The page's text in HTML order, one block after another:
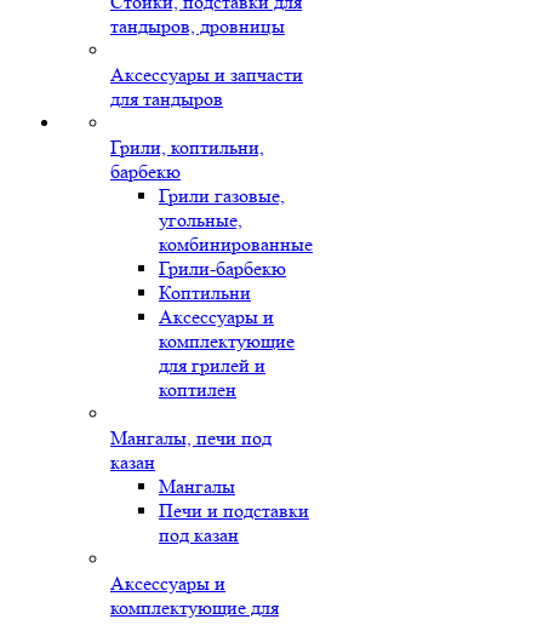
тандыров, дровницы
Аксессуары и запчасти
для тандыров
Грили, коптильни,
барбекю
Грили газовые,
угольные,
комбинированные
Грили-барбекю
Коптильни
Аксессуары и
комплектующие
для грилей и
коптилен
Мангалы, печи под
казан
Мангалы
Печи и подставки
под казан
Аксессуары и
комплектующие для